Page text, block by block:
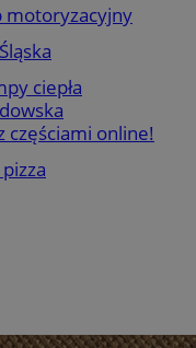
ciepła
częściami online!